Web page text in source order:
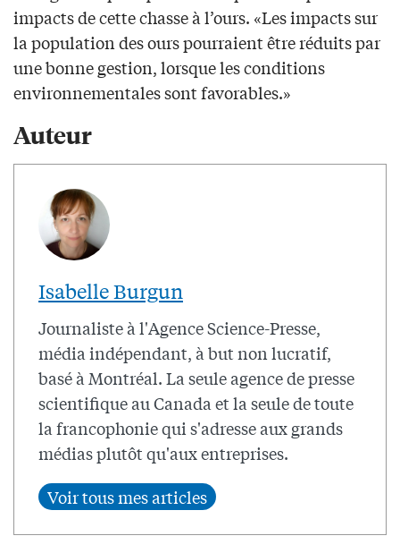
impacts de cette chasse à l’ours. «Les impacts sur
la population des ours pourraient être réduits par
une bonne gestion, lorsque les conditions
environnementales sont favorables.»
Auteur
Isabelle Burgun
Journaliste à l'Agence Science-Presse,
média indépendant, à but non lucratif,
basé à Montréal. La seule agence de presse
scientifique au Canada et la seule de toute
la francophonie qui s'adresse aux grands
médias plutôt qu'aux entreprises.